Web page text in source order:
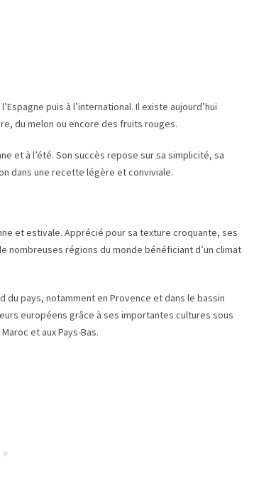
puis à l’international. Il existe aujourd’hui
du melon ou encore des fruits rouges.
et à l’été. Son succès repose sur sa simplicité, sa
dans une recette légère et conviviale.
et estivale. Apprécié pour sa texture croquante, ses
nombreuses régions du monde bénéficiant d’un climat
du pays, notamment en Provence et dans le bassin
européens grâce à ses importantes cultures sous
et aux Pays-Bas.